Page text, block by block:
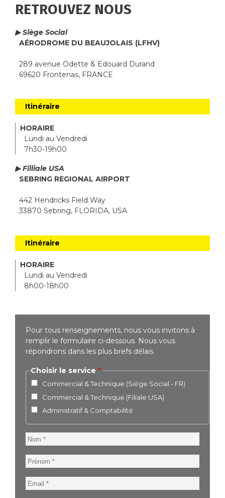
RETROUVEZ NOUS
▶ Siège Social
AÉRODROME DU BEAUJOLAIS (LFHV)
289 avenue Odette & Edouard Durand
69620 Frontenas, FRANCE
Itinéraire
HORAIRE
Lundi au Vendredi
7h30-19h00
▶ Filliale USA
SEBRING REGIONAL AIRPORT
442 Hendricks Field Way
33870 Sebring, FLORIDA, USA
Itinéraire
HORAIRE
Lundi au Vendredi
8h00-18h00
Pour tous renseignements, nous vous invitons à
remplir le formulaire ci-dessous. Nous vous
répondrons dans les plus brefs délais.
Choisir le service
Commercial & Technique (Siège Social - FR)
Commercial & Technique (Filiale USA)
Administratif & Comptabilité
Nom
Prénom
Email